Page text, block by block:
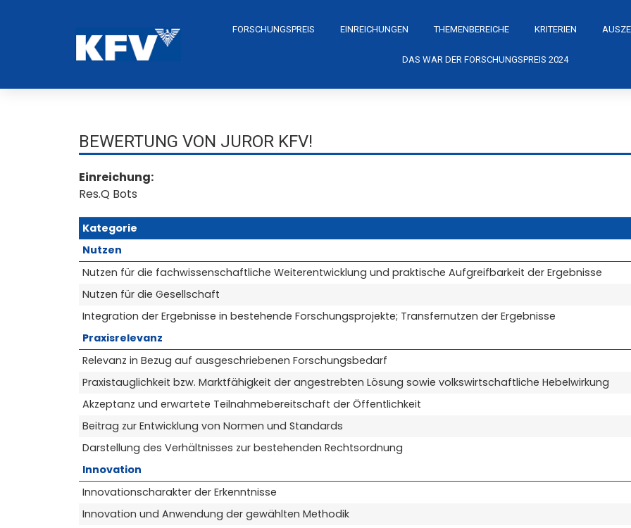
FORSCHUNGSPREIS EINREICHUNGEN THEMENBEREICHE KRITERIEN
DAS WAR DER FORSCHUNGSPREIS 2024
BEWERTUNG VON JUROR KFV!
Einreichung:
Res.Q Bots
Kategorie
Nutzen
Nutzen für die fachwissenschaftliche Weiterentwicklung und praktische Aufgreifbarkeit der Ergebnisse
Nutzen für die Gesellschaft
Integration der Ergebnisse in bestehende Forschungsprojekte; Transfernutzen der Ergebnisse
Praxisrelevanz
Relevanz in Bezug auf ausgeschriebenen Forschungsbedarf
Praxistauglichkeit bzw. Marktfähigkeit der angestrebten Lösung sowie volkswirtschaftliche Hebelwirkung
Akzeptanz und erwartete Teilnahmebereitschaft der Öffentlichkeit
Beitrag zur Entwicklung von Normen und Standards
Darstellung des Verhältnisses zur bestehenden Rechtsordnung
Innovation
Innovationscharakter der Erkenntnisse
Innovation und Anwendung der gewählten Methodik